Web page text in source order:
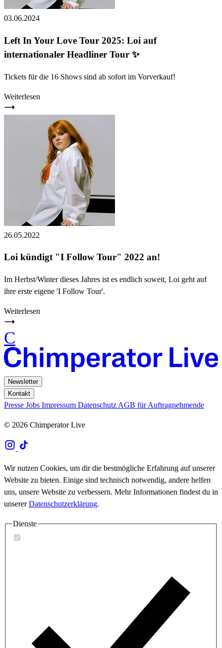
03.06.2024
Left In Your Love Tour 2025: Loi auf
internationaler Headliner Tour ✨
Tickets für die 16 Shows sind ab sofort im Vorverkauf!
Weiterlesen
26.05.2022
Loi kündigt "I Follow Tour" 2022 an!
Im Herbst/Winter dieses Jahres ist es endlich soweit, Loi geht auf
ihre erste eigene 'I Follow Tour'.
Weiterlesen
C
Newsletter
Kontakt
Presse Jobs Impressum Datenschutz AGB für Auftragnehmende
© 2026 Chimperator Live
Wir nutzen Cookies, um dir die bestmögliche Erfahrung auf unserer
Website zu bieten. Einige sind technisch notwendig, andere helfen
uns, unsere Website zu verbessern. Mehr Informationen findest du in
unsererDatenschutzerklärung.
Dienste